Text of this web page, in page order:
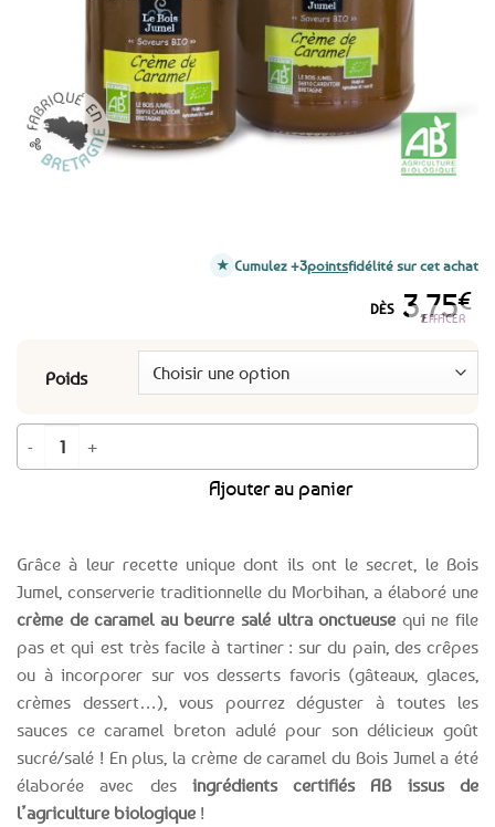
Grâce à leur recette unique dont ils ont le secret, le Bois
Jumel, conserverie traditionnelle du Morbihan, a élaboré une
crème de caramel au beurre salé ultra onctueuse qui ne file
pas et qui est très facile à tartiner : sur du pain, des crêpes
ou à incorporer sur vos desserts favoris (gâteaux, glaces,
crèmes dessert…), vous pourrez déguster à toutes les
sauces ce caramel breton adulé pour son délicieux goût
sucré/salé ! En plus, la crème de caramel du Bois Jumel a été
élaborée avec des ingrédients certifiés AB issus de
l’agriculture biologique !
DÈS 3,75€
Poids
EFFACER
quantité de Crème de caramel au beurre salé BIO
Ajouter au panier
Cumulez +3pointsfidélité sur cet achat